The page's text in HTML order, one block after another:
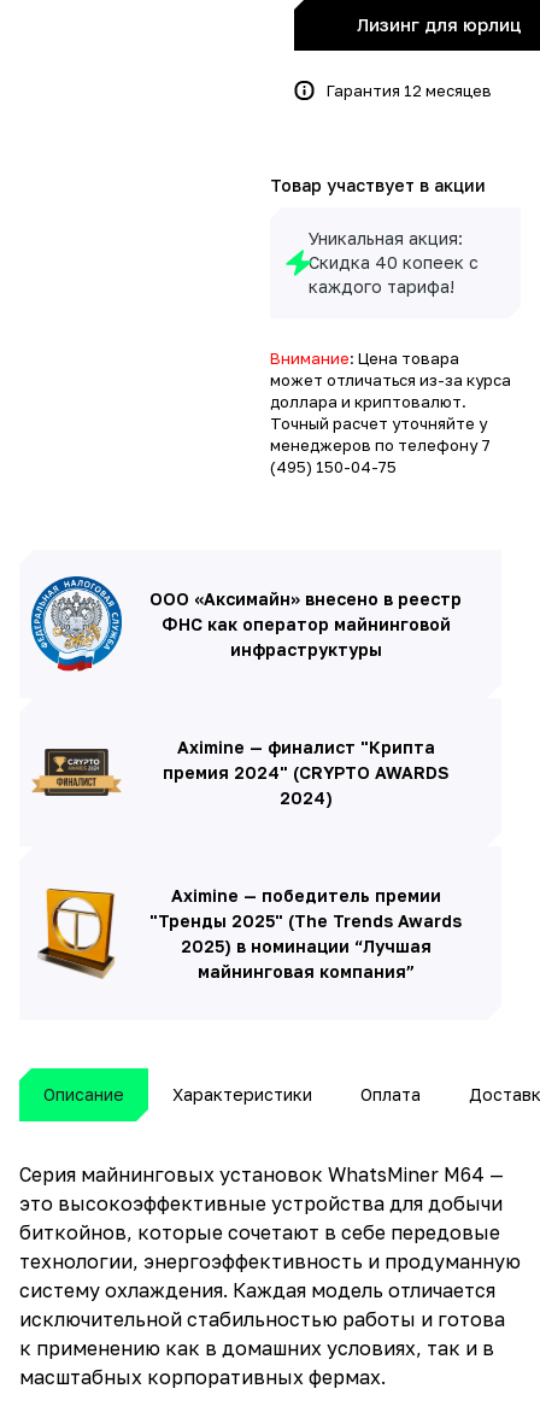
Лизинг для юрлиц
Гарантия 12 месяцев
Товар участвует в акции
Уникальная акция:
Скидка 40 копеек с
каждого тарифа!
Внимание: Цена товара
может отличаться из-за курса
доллара и криптовалют.
Точный расчет уточняйте у
менеджеров по телефону7
(495) 150-04-75
ООО «Аксимайн» внесено в реестр
ФНС как оператор майнинговой
инфраструктуры
Aximine — финалист "Крипта
премия 2024" (CRYPTO AWARDS
2024)
Aximine — победитель премии
"Тренды 2025" (The Trends Awards
2025) в номинации “Лучшая
майнинговая компания”
Описание Характеристики Оплата
Серия майнинговых установок WhatsMiner M64 —
это высокоэффективные устройства для добычи
биткойнов, которые сочетают в себе передовые
технологии, энергоэффективность и продуманную
систему охлаждения. Каждая модель отличается
исключительной стабильностью работы и готова
к применению как в домашних условиях, так и в
масштабных корпоративных фермах.